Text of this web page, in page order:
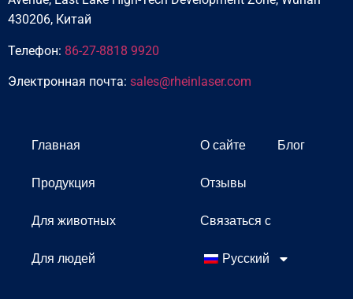
430206, Китай
Телефон: 86-27-8818 9920
Электронная почта: sales@rheinlaser.com
Главная
Продукция
Для животных
Для людей
О сайте Блог
Отзывы
Связаться с
Русский